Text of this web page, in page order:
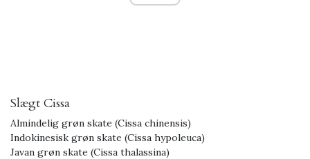
Slægt Cissa
Almindelig grøn skate (Cissa chinensis)
Indokinesisk grøn skate (Cissa hypoleuca)
Javan grøn skate (Cissa thalassina)